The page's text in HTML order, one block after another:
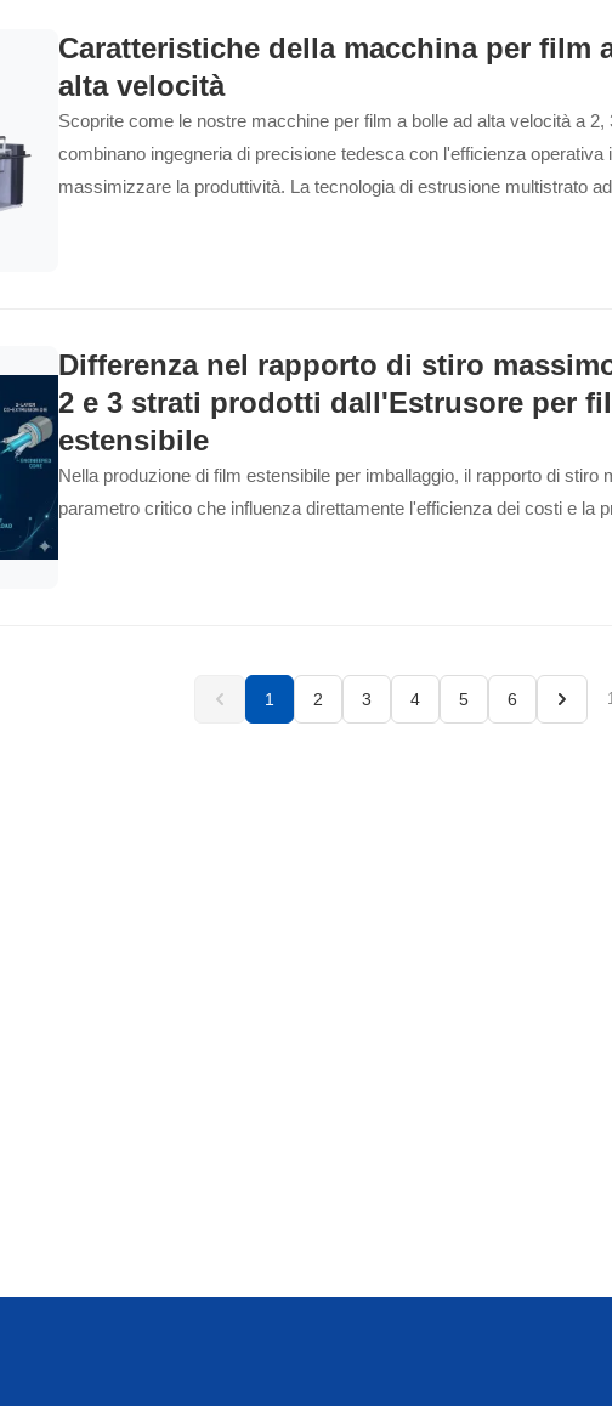
Caratteristiche della macchina per film
alta velocità
Scoprite come le nostre macchine per film a bolle ad alta velocità a 2,
combinano ingegneria di precisione tedesca con l'efficienza operativa
massimizzare la produttività. La tecnologia di estrusione multistrato
Differenza nel rapporto di stiro
2 e 3 strati prodotti dall'Estrusore per
estensibile
Nella produzione di film estensibile per imballaggio, il rapporto di stiro
parametro critico che influenza direttamente l'efficienza dei costi e la
1 2 3 4 5 6